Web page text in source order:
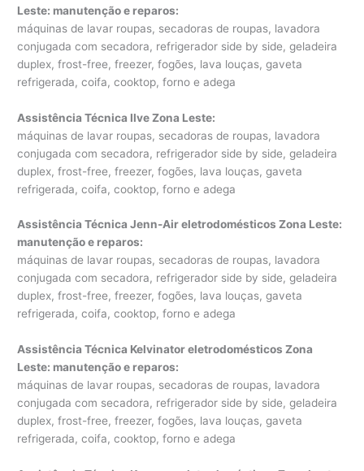
Leste: manutenção e reparos:
máquinas de lavar roupas, secadoras de roupas, lavadora
conjugada com secadora, refrigerador side by side, geladeira
duplex, frost-free, freezer, fogões, lava louças, gaveta
refrigerada, coifa, cooktop, forno e adega
Assistência Técnica Ilve Zona Leste:
máquinas de lavar roupas, secadoras de roupas, lavadora
conjugada com secadora, refrigerador side by side, geladeira
duplex, frost-free, freezer, fogões, lava louças, gaveta
refrigerada, coifa, cooktop, forno e adega
Assistência Técnica Jenn-Air eletrodomésticos Zona Leste:
manutenção e reparos:
máquinas de lavar roupas, secadoras de roupas, lavadora
conjugada com secadora, refrigerador side by side, geladeira
duplex, frost-free, freezer, fogões, lava louças, gaveta
refrigerada, coifa, cooktop, forno e adega
Assistência Técnica Kelvinator eletrodomésticos Zona
Leste: manutenção e reparos:
máquinas de lavar roupas, secadoras de roupas, lavadora
conjugada com secadora, refrigerador side by side, geladeira
duplex, frost-free, freezer, fogões, lava louças, gaveta
refrigerada, coifa, cooktop, forno e adega